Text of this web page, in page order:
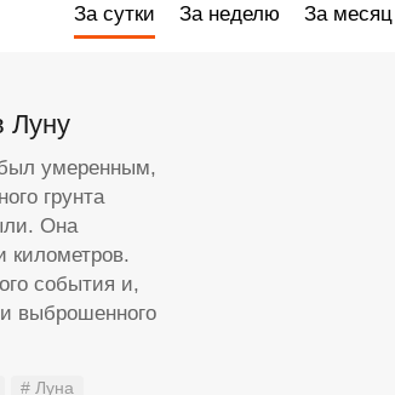
За сутки За неделю За месяц
Луну
умеренным,
грунта
Она
километров.
события и,
выброшенного
# Луна